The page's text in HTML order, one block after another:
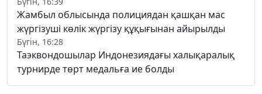
Жамбыл облысында полициядан қашқан мас
жүргізуші көлік жүргізу құқығынан айырылды
Бүгін, 16:28
Таэквондошылар Индонезиядағы халықаралық
турнирде төрт медальға ие болды